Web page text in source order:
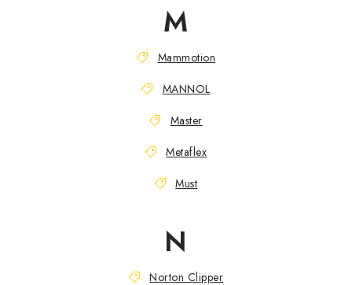
M
Mammotion
MANNOL
Master
Metaflex
Must
N
Norton Clipper